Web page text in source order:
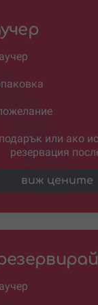
или ако
резервация
виж цените